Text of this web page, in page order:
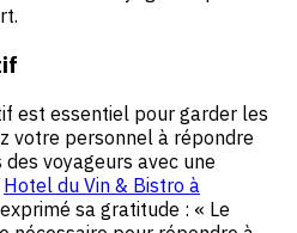
est essentiel pour garder les
votre personnel à répondre
voyageurs avec une
Hotel du Vin & Bistro à
sa gratitude : « Le